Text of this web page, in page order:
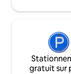
gratuit sur